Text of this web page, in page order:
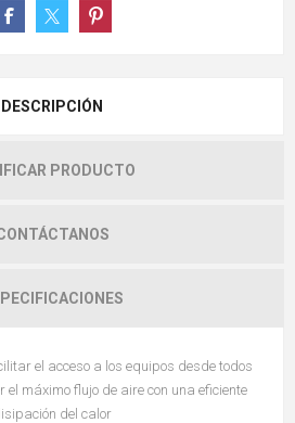
DESCRIPCIÓN
PRODUCTO
el acceso a los equipos desde todos
el máximo flujo de aire con una eficiente
del calor